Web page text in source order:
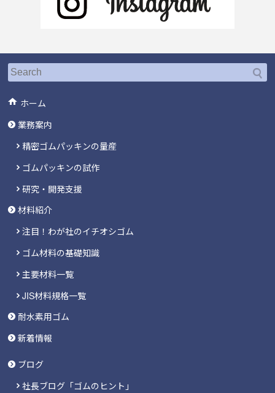
ホーム
業務案内
精密ゴムパッキンの量産
ゴムパッキンの試作
研究・開発支援
材料紹介
注目！わが社のイチオシゴム
ゴム材料の基礎知識
主要材料一覧
JIS材料規格一覧
耐水素用ゴム
新着情報
ブログ
社長ブログ「ゴムのヒント」